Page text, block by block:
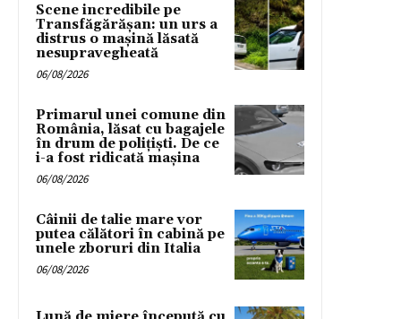
Scene incredibile pe
Transfăgărășan: un urs a
distrus o mașină lăsată
nesupravegheată
06/08/2026
Primarul unei comune din
România, lăsat cu bagajele
în drum de poliţişti. De ce
i-a fost ridicată maşina
06/08/2026
Câinii de talie mare vor
putea călători în cabină pe
unele zboruri din Italia
06/08/2026